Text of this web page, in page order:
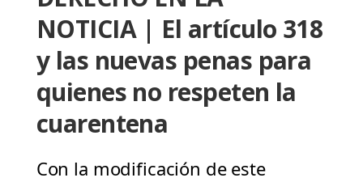
NOTICIA | El artículo 318
y las nuevas penas para
quienes no respeten la
cuarentena
Con la modificación de este